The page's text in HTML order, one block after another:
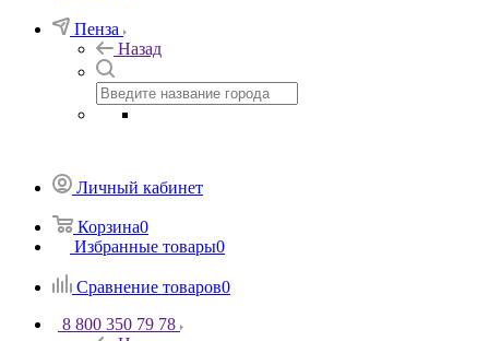
Пенза
Назад
Личный кабинет
Корзина0
Избранные товары0
Сравнение товаров0
8 800 350 79 78